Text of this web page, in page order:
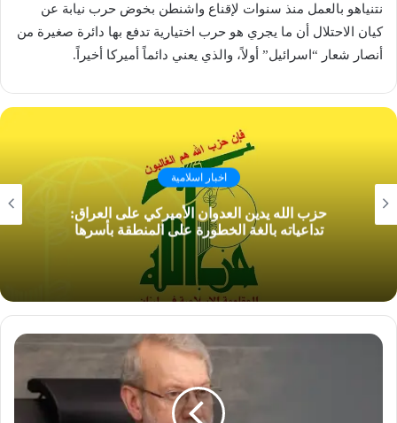
نتنياهو بالعمل منذ سنوات لإقناع واشنطن بخوض حرب نيابة عن
كيان الاحتلال أن ما يجري هو حرب اختيارية تدفع بها دائرة صغيرة من
أنصار شعار “اسرائيل” أولاً، والذي يعني دائماً أميركا أخيراً.
اخبار اسلامية
حزب الله يدين العدوان الأميركي على العراق:
تداعياته بالغة الخطورة على المنطقة بأسرها